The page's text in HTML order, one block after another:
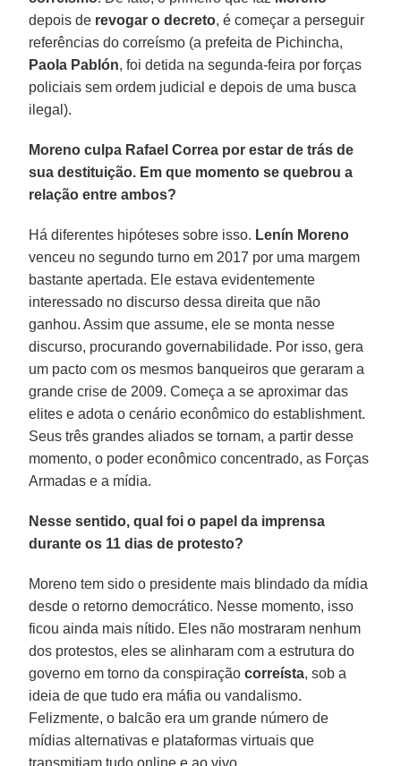
depois de revogar o decreto, é começar a perseguir
referências do correísmo (a prefeita de Pichincha,
Paola Pablón, foi detida na segunda-feira por forças
policiais sem ordem judicial e depois de uma busca
ilegal).
Moreno culpa Rafael Correa por estar de trás de
sua destituição. Em que momento se quebrou a
relação entre ambos?
Há diferentes hipóteses sobre isso. Lenín Moreno
venceu no segundo turno em 2017 por uma margem
bastante apertada. Ele estava evidentemente
interessado no discurso dessa direita que não
ganhou. Assim que assume, ele se monta nesse
discurso, procurando governabilidade. Por isso, gera
um pacto com os mesmos banqueiros que geraram a
grande crise de 2009. Começa a se aproximar das
elites e adota o cenário econômico do establishment.
Seus três grandes aliados se tornam, a partir desse
momento, o poder econômico concentrado, as Forças
Armadas e a mídia.
Nesse sentido, qual foi o papel da imprensa
durante os 11 dias de protesto?
Moreno tem sido o presidente mais blindado da mídia
desde o retorno democrático. Nesse momento, isso
ficou ainda mais nítido. Eles não mostraram nenhum
dos protestos, eles se alinharam com a estrutura do
governo em torno da conspiraçãocorreísta, sob a
ideia de que tudo era máfia ou vandalismo.
Felizmente, o balcão era um grande número de
mídias alternativas e plataformas virtuais que
transmitiam tudo online e ao vivo.